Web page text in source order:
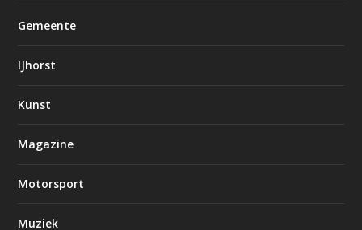
Gemeente
IJhorst
Kunst
Magazine
Motorsport
Muziek